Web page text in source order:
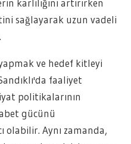
karlılığını artırırken
sağlayarak uzun vadeli
ve hedef kitleyi
faaliyet
politikalarının
gücünü
olabilir. Aynı zamanda,